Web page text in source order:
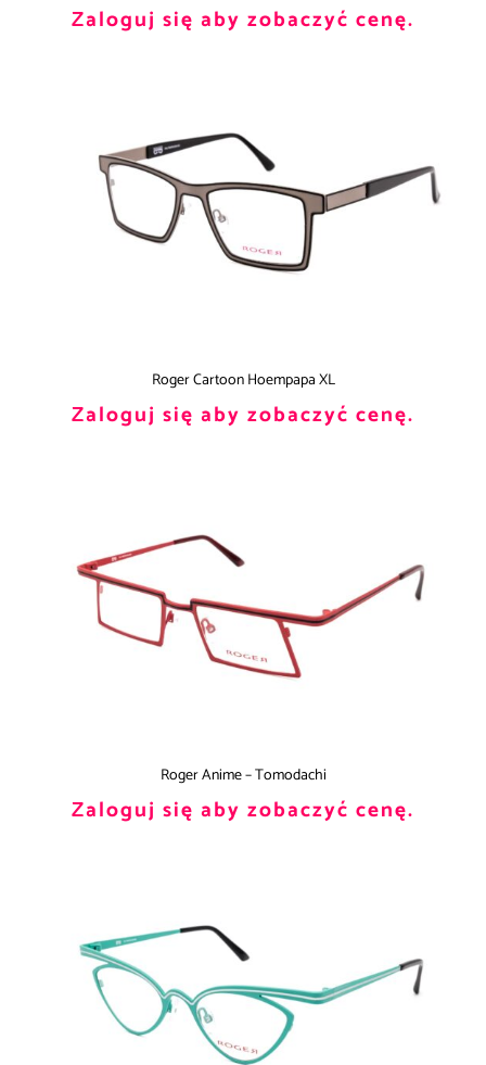
Zaloguj się aby zobaczyć cenę.
Roger Cartoon Hoempapa XL
Zaloguj się aby zobaczyć cenę.
Roger Anime – Tomodachi
Zaloguj się aby zobaczyć cenę.